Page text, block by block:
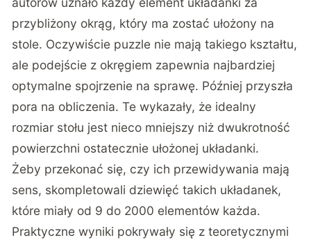
przybliżony okrąg, który ma zostać ułożony na
stole. Oczywiście puzzle nie mają takiego kształtu,
ale podejście z okręgiem zapewnia najbardziej
optymalne spojrzenie na sprawę. Później przyszła
pora na obliczenia. Te wykazały, że idealny
rozmiar stołu jest nieco mniejszy niż dwukrotność
powierzchni ostatecznie ułożonej układanki.
Żeby przekonać się, czy ich przewidywania mają
sens, skompletowali dziewięć takich układanek,
które miały od 9 do 2000 elementów każda.
Praktyczne wyniki pokrywały się z teoretycznymi